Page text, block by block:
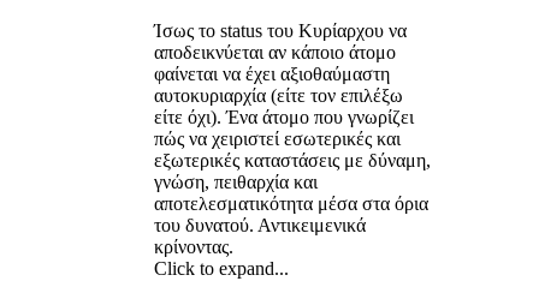
Ίσως το status του Κυρίαρχου να
αποδεικνύεται αν κάποιο άτομο
φαίνεται να έχει αξιοθαύμαστη
αυτοκυριαρχία (είτε τον επιλέξω
είτε όχι). Ένα άτομο που γνωρίζει
πώς να χειριστεί εσωτερικές και
εξωτερικές καταστάσεις με δύναμη,
γνώση, πειθαρχία και
αποτελεσματικότητα μέσα στα όρια
του δυνατού. Αντικειμενικά
κρίνοντας.
Click to expand...